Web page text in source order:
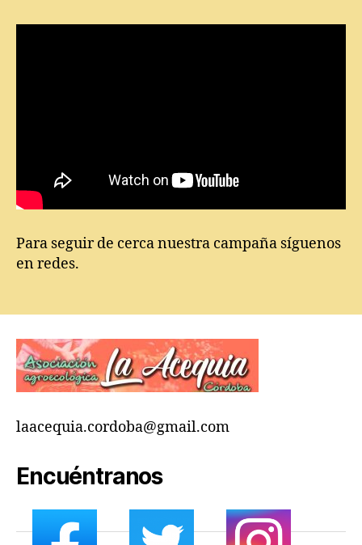
Para seguir de cerca nuestra campaña síguenos
en redes.
laacequia.cordoba@gmail.com
Encuéntranos